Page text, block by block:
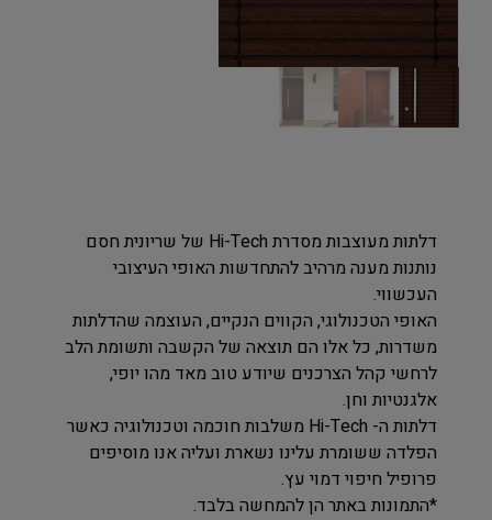
דלתות מעוצבות מסדרת Hi-Tech של שריונית חסם
נותנות מענה מרהיב להתחדשות האופי העיצובי
העכשווי.
האופי הטכנולוגי, הקווים הנקיים, העוצמה שהדלתות
משדרות, כל אלו הם תוצאה של הקשבה ותשומת הלב
לרחשי קהל הצרכנים שיודע טוב מאד מהו יופי,
אלגנטיות וחן.
דלתות ה- Hi-Tech משלבות חוכמה וטכנולוגיה כאשר
הפלדה ששומרת עלינו נשארת ועליה אנו מוסיפים
פרופיל חיפוי דמוי עץ.
*התמונות באתר הן להמחשה בלבד.